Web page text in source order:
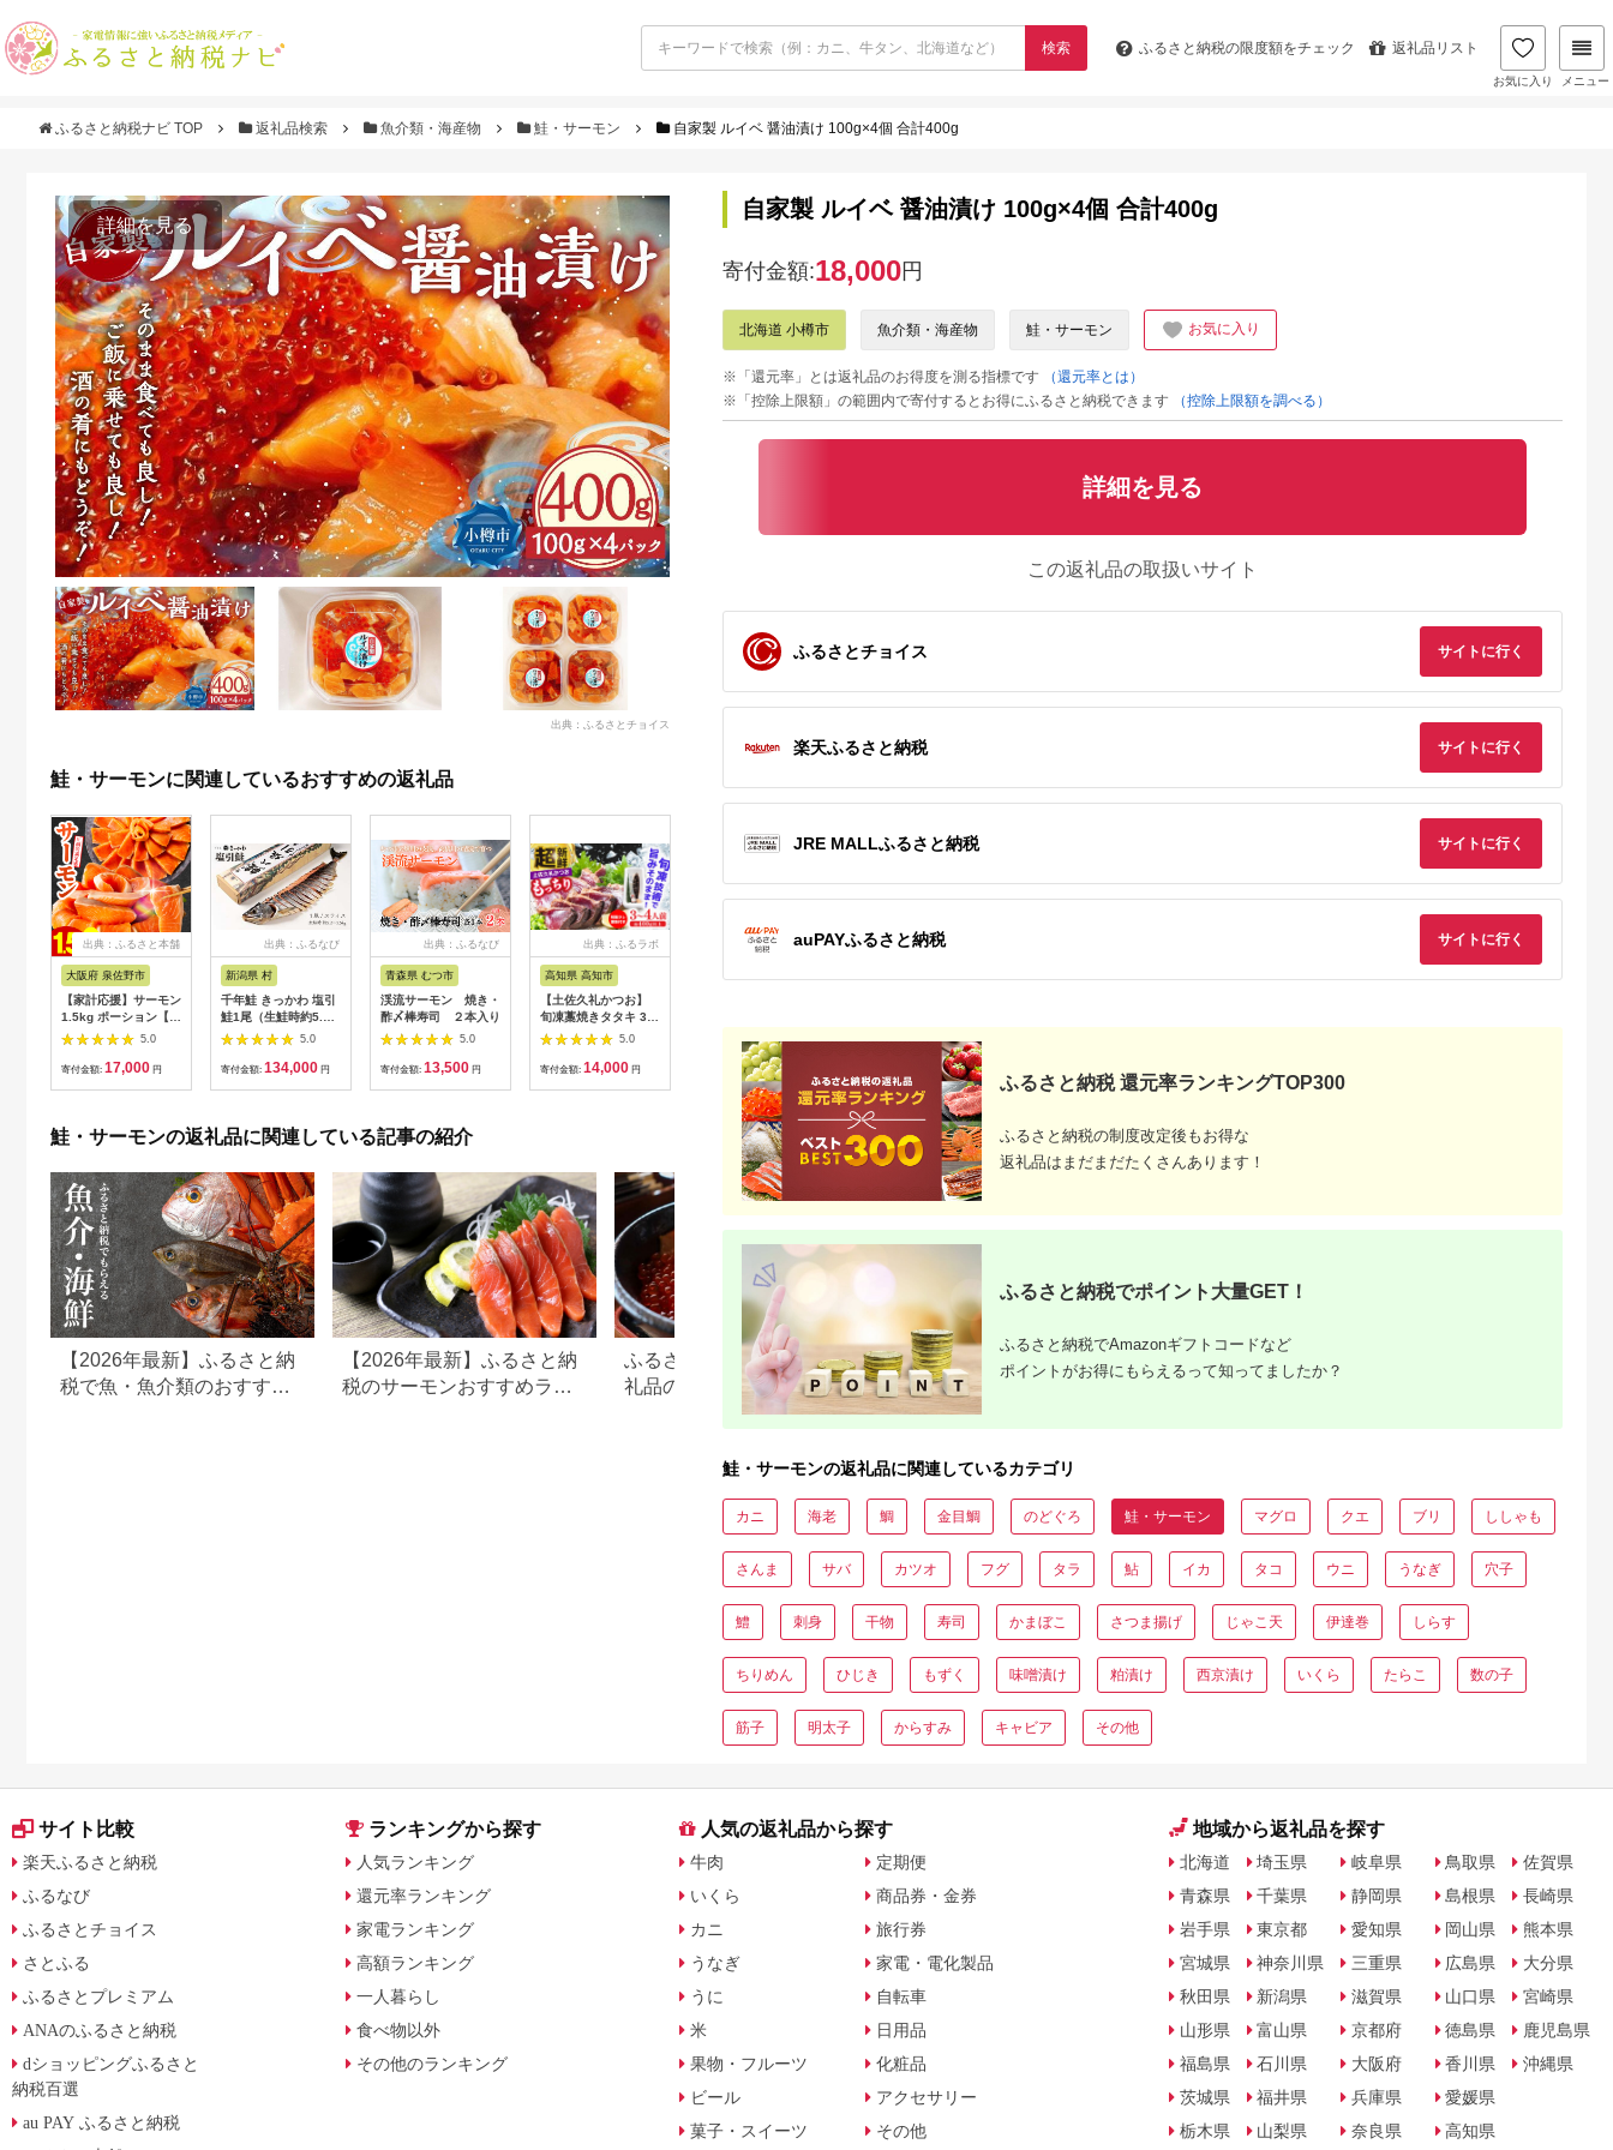
検索 ふるさと納税の限度額をチェック 返礼品リスト
お気に入り メニュー
ふるさと納税ナビ TOP 返礼品検索 魚介類・海産物 鮭・サーモン 自家製 ルイベ 醤油漬け 100g×4個 合計400g
詳細を見る
出典：ふるさとチョイス
鮭・サーモンに関連しているおすすめの返礼品
出典：ふるさと本舗
大阪府 泉佐野市
【家計応援】サーモン
1.5kg ポーション【訳
あり サイズ不揃い 刺
身 海鮮丼 さーもん サ
ラダ カルパッチョ 鮭
5.0
寄付金額: 17,000 円
出典：ふるなび
新潟県 村
千年鮭 きっかわ 塩引
鮭1尾（生鮭時約5.2
～5.5kg）1034018
引
5.0
寄付金額: 134,000 円
出典：ふるなび
青森県 むつ市
渓流サーモン 焼き・
酢〆棒寿司 ２本入り
5.0
寄付金額: 13,500 円
出典：ふるラボ
高知県 高知市
【土佐久礼かつお】
旬凍藁焼きタタキ 3〜
4人前（約400g） / 高
知 土佐 久礼 かつお
カツオ 鰹 たたき タタ
5.0
寄付金額: 14,000 円
出典：楽天ふるさと納
鮭 サーモン 銀鮭 銀王
刺身用 定塩 切身 海鮮
魚 美味しい 人気 送料
無料 【配送不可地
域：離島】
【1312833】
5.0
35,000
出典：ふるさとチョイ
パックを冷凍便でお届
け【1460519】
5.0
13,000円
[AQAJ041] 訳あり サ
モン 鮭 燻製 刺身 お
類 前菜 おつまみ サラ
チ 海鮮セット パーテ
出典：ふるラボ
き 鰹のたたき かつお
鮭・サーモンの返礼品に関連している記事の紹介
【2026年最新】ふるさと納
税で魚・魚介類のおすすめ
【2026年最新】ふるさと納
税のサーモンおすすめラン
ふるさと納税「魚介類」返
礼品の還元率ランキング！
切り身や詰め合わせ、定期
【47都道府県の特産品】ふ
るさと納税おすすめ特産
品！
自家製 ルイベ 醤油漬け 100g×4個 合計400g
寄付金額:18,000円
北海道 小樽市 魚介類・海産物 鮭・サーモン お気に入り
※「還元率」とは返礼品のお得度を測る指標です
（還元率とは）
※「控除上限額」の範囲内で寄付するとお得にふるさと納税できます
（控除上限額を調べる）
詳細を見る
この返礼品の取扱いサイト
ふるさとチョイス サイトに行く
楽天ふるさと納税 サイトに行く
JRE MALLふるさと納税 サイトに行く
auPAYふるさと納税 サイトに行く
ふるさと納税 還元率ランキングTOP300
ふるさと納税の制度改定後もお得な
返礼品はまだまだたくさんあります！
ふるさと納税でポイント大量GET！
ふるさと納税でAmazonギフトコードなど
ポイントがお得にもらえるって知ってましたか？
鮭・サーモンの返礼品に関連しているカテゴリ
カニ 海老 鯛 金目鯛 のどぐろ 鮭・サーモン マグロ クエ ブリ ししゃも
さんま サバ カツオ フグ タラ 鮎 イカ タコ ウニ うなぎ 穴子
鱧 刺身 干物 寿司 かまぼこ さつま揚げ じゃこ天 伊達巻 しらす
ちりめん ひじき もずく 味噌漬け 粕漬け 西京漬け いくら たらこ 数の子
筋子 明太子 からすみ キャビア その他
サイト比較
楽天ふるさと納税
ふるなび
ふるさとチョイス
さとふる
ふるさとプレミアム
ANAのふるさと納税
dショッピングふるさと
納税百選
au PAY ふるさと納税
ランキングから探す
人気ランキング
還元率ランキング
家電ランキング
高額ランキング
一人暮らし
食べ物以外
その他のランキング
人気の返礼品から探す
牛肉
いくら
カニ
うなぎ
うに
米
果物・フルーツ
ビール
菓子・スイーツ
定期便
商品券・金券
旅行券
家電・電化製品
自転車
日用品
化粧品
アクセサリー
その他
地域から返礼品を探す
北海道
青森県
岩手県
宮城県
秋田県
山形県
福島県
茨城県
栃木県
埼玉県
千葉県
東京都
神奈川県
新潟県
富山県
石川県
福井県
山梨県
岐阜県
静岡県
愛知県
三重県
滋賀県
京都府
大阪府
兵庫県
奈良県
鳥取県
島根県
岡山県
広島県
山口県
徳島県
香川県
愛媛県
高知県
佐賀県
長崎県
熊本県
大分県
宮崎県
鹿児島県
沖縄県